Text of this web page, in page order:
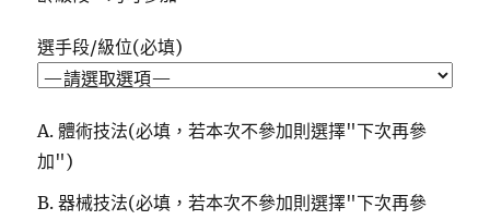
選手段/級位(必填)
A. 體術技法(必填，若本次不參加則選擇"下次再參
加")
B. 器械技法(必填，若本次不參加則選擇"下次再參